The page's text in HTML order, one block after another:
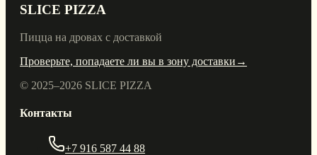
SLICE PIZZA
Пицца на дровах с доставкой
Проверьте, попадаете ли вы в зону доставки →
© 2025–2026 SLICE PIZZA
Контакты
+7 916 587 44 88